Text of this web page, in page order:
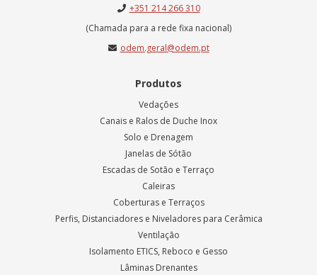
+351 214 266 310
(Chamada para a rede fixa nacional)
odem.geral@odem.pt
Produtos
Vedações
Canais e Ralos de Duche Inox
Solo e Drenagem
Janelas de Sótão
Escadas de Sotão e Terraço
Caleiras
Coberturas e Terraços
Perfis, Distanciadores e Niveladores para Cerâmica
Ventilação
Isolamento ETICS, Reboco e Gesso
Lâminas Drenantes